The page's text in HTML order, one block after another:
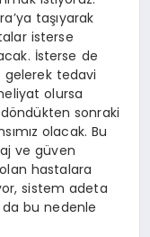
taşıyarak
isterse
İsterse de
gelerek tedavi
olursa
sonraki
olacak. Bu
ve güven
hastalara
sistem adeta
da bu nedenle